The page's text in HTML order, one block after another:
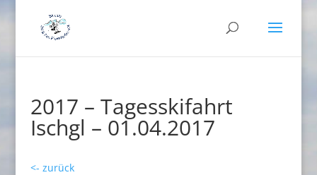
2017 – Tagesskifahrt
Ischgl – 01.04.2017
<- zurück